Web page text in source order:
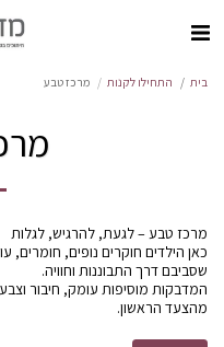
בית התחילו לקנות מרכז טבע
כאן הילדים חוקרים נופים, חומרים,
המדבקות מוסיפות עומק, חיבור
מהצעד הראשון.